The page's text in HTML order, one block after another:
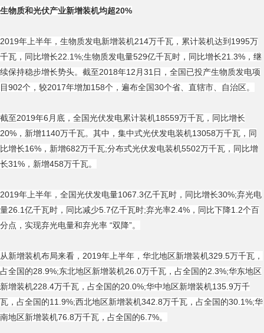
生物质和光伏产业新增装机均超20%
2019年上半年，生物质发电新增装机214万千瓦，累计装机达到1995万
千瓦，同比增长22.1%;生物质发电量529亿千瓦时，同比增长21.3%，继
续保持稳步增长势头。截至2018年12月31日，全国已投产生物质发电项
目902个，较2017年增加158个，遍布全国30个省、直辖市、自治区。
截至2019年6月底，全国光伏发电累计装机18559万千瓦，同比增长
20%，新增1140万千瓦。其中，集中式光伏发电装机13058万千瓦，同
比增长16%，新增682万千瓦;分布式光伏发电装机5502万千瓦，同比增
长31%，新增458万千瓦。
2019年上半年，全国光伏发电量1067.3亿千瓦时，同比增长30%;弃光电
量26.1亿千瓦时，同比减少5.7亿千瓦时;弃光率2.4%，同比下降1.2个百
分点，实现弃光电量和弃光率 “双降”。
从新增装机布局来看，2019年上半年，华北地区新增装机329.5万千瓦，
占全国的28.9%;东北地区新增装机26.0万千瓦，占全国的2.3%;华东地区
新增装机228.4万千瓦，占全国的20.0%;华中地区新增装机135.9万千
瓦，占全国的11.9%;西北地区新增装机342.8万千瓦，占全国的30.1%;华
南地区新增装机76.8万千瓦，占全国的6.7%。